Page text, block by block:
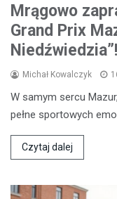
Mrągowo
Grand Prix
Niedźwiedzia”!
Michał Kowalczyk
W samym sercu
pełne sportowych
Czytaj dalej